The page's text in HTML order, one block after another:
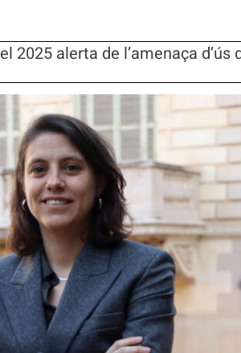
2025 alerta de l’amenaça d’ús